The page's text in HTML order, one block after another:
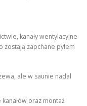
kanały wentylacyjne
zapchane pyłem
ale w saunie nadal
oraz montaż